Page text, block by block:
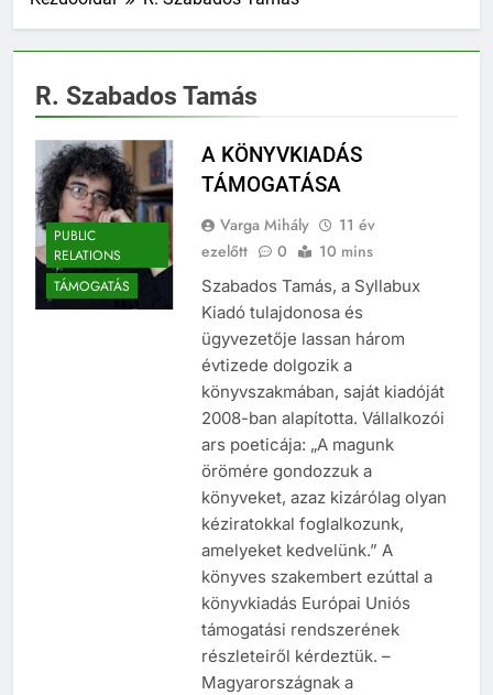
R. Szabados Tamás
PUBLIC
RELATIONS
TÁMOGATÁS
A KÖNYVKIADÁS
TÁMOGATÁSA
Varga Mihály
11 év
ezelőtt
0 10 mins
Szabados Tamás, a Syllabux
Kiadó tulajdonosa és
ügyvezetője lassan három
évtizede dolgozik a
könyvszakmában, saját kiadóját
2008-ban alapította. Vállalkozói
ars poeticája: „A magunk
örömére gondozzuk a
könyveket, azaz kizárólag olyan
kéziratokkal foglalkozunk,
amelyeket kedvelünk.” A
könyves szakembert ezúttal a
könyvkiadás Európai Uniós
támogatási rendszerének
részleteiről kérdeztük. –
Magyarországnak a